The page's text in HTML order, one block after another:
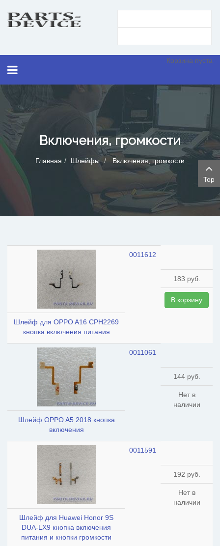
Корзина пуста
Включения, громкости
Главная Шлейфы Включения, громкости
Шлейф для OPPO A16 CPH2269
кнопка включения питания
0011612
183 руб.
В корзину
Шлейф OPPO A5 2018 кнопка
включения
0011061
144 руб.
Нет в
наличии
Шлейф для Huawei Honor 9S
DUA-LX9 кнопка включения
питания и кнопки громкости
0011591
192 руб.
Нет в
наличии
Top